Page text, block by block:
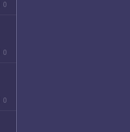
0
0
0